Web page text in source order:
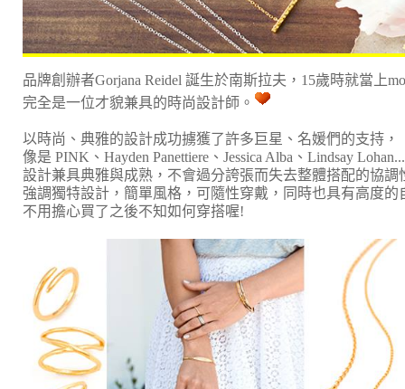
品牌創辦者Gorjana Reidel 誕生於南斯拉夫 ， 15歲時就當上
完全是一位才貌兼具的時尚設計師。
以時尚、典雅的設計成功擄獲了許多巨星、名媛們的支持，
像是 PINK、Hayden Panettiere、Jessica Alba、Lindsay
設計兼具典雅與成熟，不會過分誇張而失去整體搭配的協調
強調獨特設計，簡單風格，可隨性穿戴，同時也具有高度的
不用擔心買了之後不知如何穿搭喔!